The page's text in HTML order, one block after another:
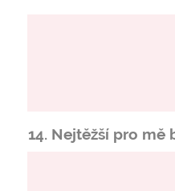
14. Nejtěžší pro mě